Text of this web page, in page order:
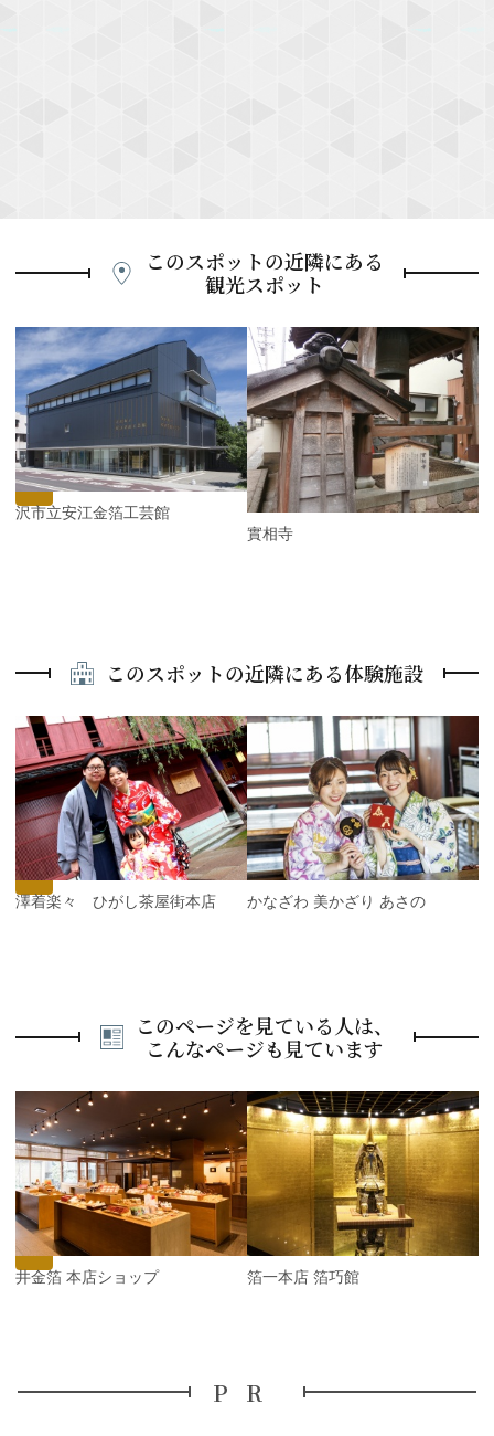
このスポットの近隣にある
観光スポット
P
r
e
v
o
u
s
金沢市立安江金箔工芸館
實相寺
N
e
x
t
このスポットの近隣にある体験施設
P
r
e
v
i
o
u
s
金澤着楽々 ひがし茶屋街本店 かなざわ 美かざり あさの
e
x
t
このページを見ている人は、
こんなページも見ています
P
r
e
i
o
u
s
今井金箔 本店ショップ 箔一本店 箔巧館
N
e
x
PR